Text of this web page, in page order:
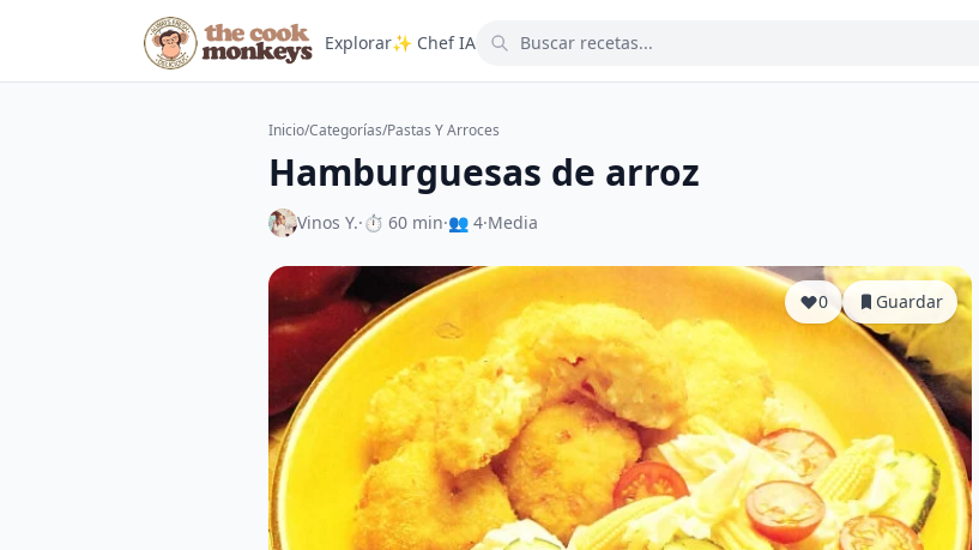
Explorar✨ Chef IA
Inicio/Categorías/Pastas Y Arroces
Hamburguesas de arroz
Vinos Y.·⏱ 60 min·👥 4·Media
0 Guardar